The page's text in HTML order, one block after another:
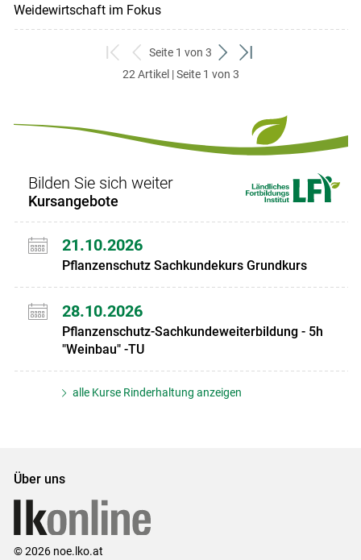
Weidewirtschaft im Fokus
zum
ersten
zurück
zum
Seite 1 von 3
weiter
zum
zum
22 Artikel | Seite 1 von 3
Bilden Sie sich weiter
Kursangebote
21.10.2026
Pflanzenschutz Sachkundekurs Grundkurs
28.10.2026
Pflanzenschutz-Sachkundeweiterbildung - 5h
"Weinbau" -TU
alle Kurse Rinderhaltung anzeigen
Über uns
© 2026 noe.lko.at